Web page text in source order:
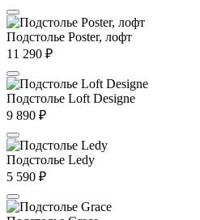
Подстолье Poster, лофт
11 290 ₽
Подстолье Loft Designe
9 890 ₽
Подстолье Ledy
5 590 ₽